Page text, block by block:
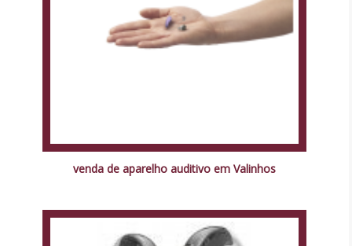
venda de aparelho auditivo em Valinhos